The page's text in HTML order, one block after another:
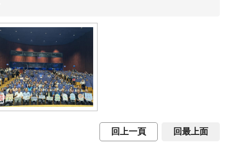
回上一頁 回最上面